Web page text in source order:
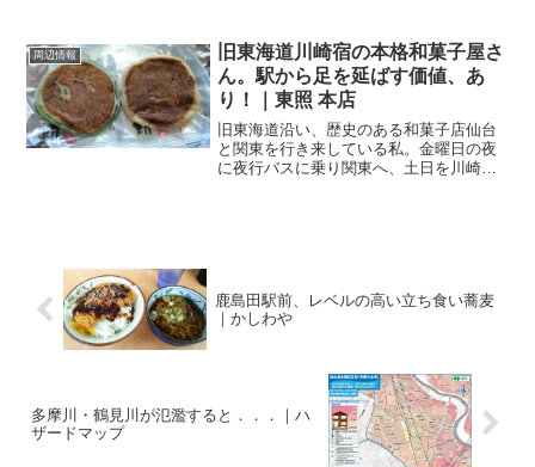
の近さ。JR鶴見駅からも歩いて3～4分く
らいのところにある...
周辺情報
旧東海道川崎宿の本格和菓子屋さ
ん。駅から足を延ばす価値、あ
り！｜東照 本店
旧東海道沿い、歴史のある和菓子店仙台
と関東を行き来している私。金曜日の夜
に夜行バスに乗り関東へ、土日を川崎で
鹿島田駅前、レベルの高い立ち食い蕎麦
｜かしわや
多摩川・鶴見川が氾濫すると．．．｜ハ
ザードマップ